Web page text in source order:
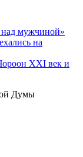
над мужчиной»
на
XXI век и
Думы